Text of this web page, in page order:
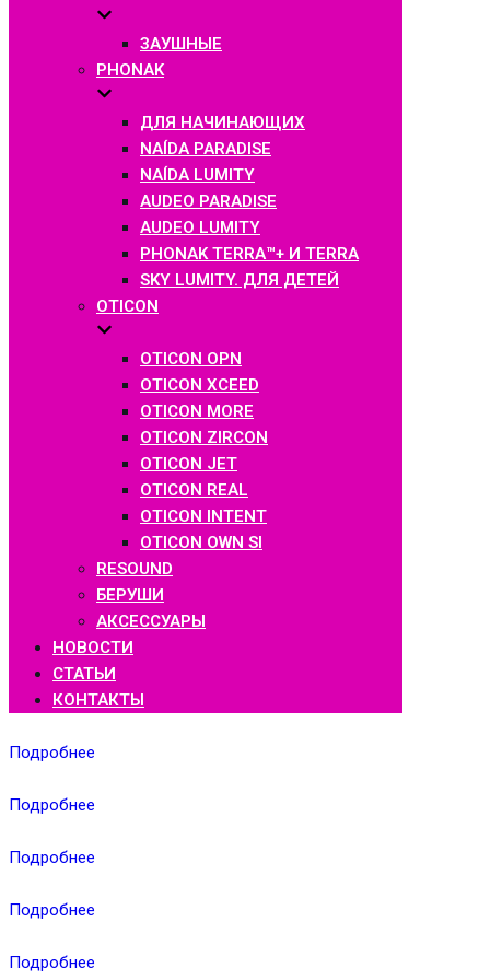
ЗАУШНЫЕ
PHONAK
ДЛЯ НАЧИНАЮЩИХ
NAÍDA PARADISE
NAÍDA LUMITY
AUDEO PARADISE
AUDEO LUMITY
PHONAK TERRA™+ И TERRA
SKY LUMITY. ДЛЯ ДЕТЕЙ
OTICON
OTICON OPN
OTICON XCEED
OTICON MORE
OTICON ZIRCON
OTICON JET
OTICON REAL
OTICON INTENT
OTICON OWN SI
RESOUND
БЕРУШИ
АКСЕССУАРЫ
НОВОСТИ
СТАТЬИ
КОНТАКТЫ
Подробнее
Подробнее
Подробнее
Подробнее
Подробнее